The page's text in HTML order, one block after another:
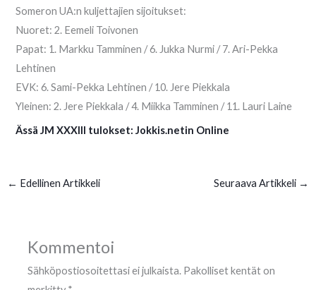
Someron UA:n kuljettajien sijoitukset:
Nuoret: 2. Eemeli Toivonen
Papat: 1. Markku Tamminen / 6. Jukka Nurmi / 7. Ari-Pekka
Lehtinen
EVK: 6. Sami-Pekka Lehtinen / 10. Jere Piekkala
Yleinen: 2. Jere Piekkala / 4. Miikka Tamminen / 11. Lauri Laine
Ässä JM XXXIII tulokset: Jokkis.netin Online
← Edellinen Artikkeli Seuraava Artikkeli →
Kommentoi
Sähköpostiosoitettasi ei julkaista. Pakolliset kentät on